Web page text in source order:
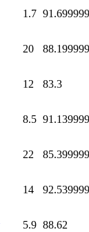
1.7
20
12 83.3
8.5
22
14
5.9 88.62